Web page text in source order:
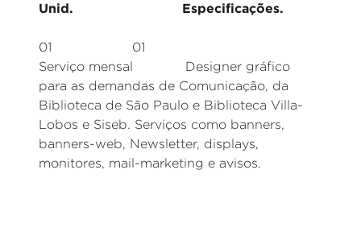
Unid. Especificações.
01 01
Serviço mensal Designer gráfico
para as demandas de Comunicação, da
Biblioteca de São Paulo e Biblioteca Villa-
Lobos e Siseb. Serviços como banners,
banners-web, Newsletter, displays,
monitores, mail-marketing e avisos.